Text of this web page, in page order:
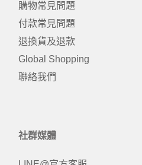
購物常見問題
付款常見問題
退換貨及退款
Global Shopping
聯絡我們
社群媒體